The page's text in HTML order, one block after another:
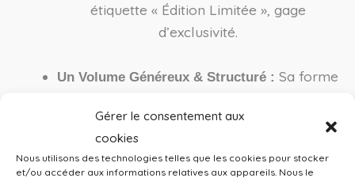
Gérer le consentement aux
cookies
Nous utilisons des technologies telles que les cookies pour stocker
et/ou accéder aux informations relatives aux appareils. Nous le
étiquette « Édition Limitée », gage
d’exclusivité.
Un Volume Généreux & Structuré : Sa forme
retrouver vos produits en un clin d’œil, tout
en conservant une tenue impeccable dans
votre salle de bain ou votre valise.